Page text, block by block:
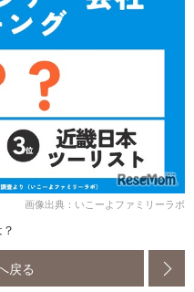
画像出典：いこーよファミリーラボ
戻る